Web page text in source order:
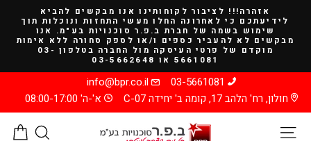
קריאה
אזהרה!!! לציבור לקוחותינו אנו מבקשים להביא
לידיעתכם כי לאחרונה החלו מעשי התחזות ונוכלות תוך
שימוש בשמה של חברת ב.פ.ר סוכנויות בע"מ. אנו
מבקשים לא להעביר כספים ו/או לספק סחורה ללא אימות
מוקדם של פרטי העיסקה מול החברה בטלפון 03-
5661081 או 03-5662648
03-5661081
info@bpr.co.il
חולון, רח' הלהב 17, קומה ב' יחידה C-07
א'-ה' 08:00-17:00